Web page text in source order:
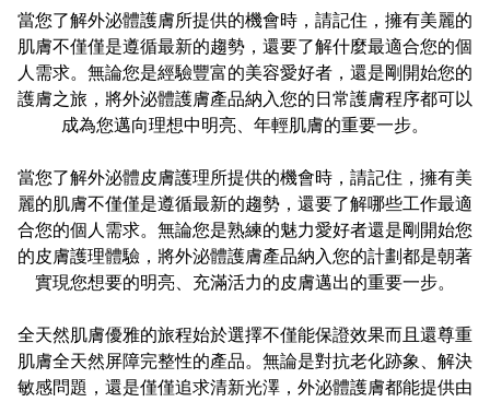
當您了解外泌體護膚所提供的機會時，請記住，擁有美麗的
肌膚不僅僅是遵循最新的趨勢，還要了解什麼最適合您的個
人需求。無論您是經驗豐富的美容愛好者，還是剛開始您的
護膚之旅，將外泌體護膚產品納入您的日常護膚程序都可以
成為您邁向理想中明亮、年輕肌膚的重要一步。
當您了解外泌體皮膚護理所提供的機會時，請記住，擁有美
麗的肌膚不僅僅是遵循最新的趨勢，還要了解哪些工作最適
合您的個人需求。無論您是熟練的魅力愛好者還是剛開始您
的皮膚護理體驗，將外泌體護膚產品納入您的計劃都是朝著
實現您想要的明亮、充滿活力的皮膚邁出的重要一步。
全天然肌膚優雅的旅程始於選擇不僅能保證效果而且還尊重
肌膚全天然屏障完整性的產品。無論是對抗老化跡象、解決
敏感問題，還是僅僅追求清新光澤，外泌體護膚都能提供由